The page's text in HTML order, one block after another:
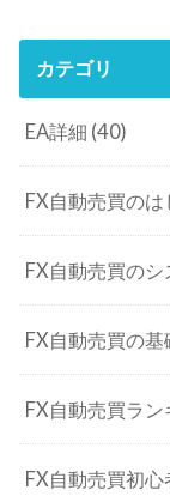
カテゴリ
EA詳細 (40)
FX自動売買のは
FX自動売買の
FX自動売買の基
FX自動売買ラン
FX自動売買初心